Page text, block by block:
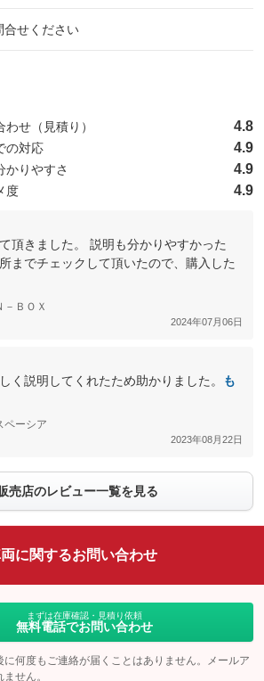
合せください
満点中）
わせ（見積り） 4.8
の対応 4.9
かりやすさ 4.9
度 4.9
頂きました。 説明も分かりやすかった
までチェックして頂いたので、購入した
ＢＯＸ
2024年07月06日
く説明してくれたため助かりました。
も
ペーシア
2023年08月22日
売店のレビュー一覧を見る
に関するお問い合わせ
まずは在庫確認・見積り依頼
無料電話でお問い合わせ
何度もご連絡が届くことはありません。メールア
せん。